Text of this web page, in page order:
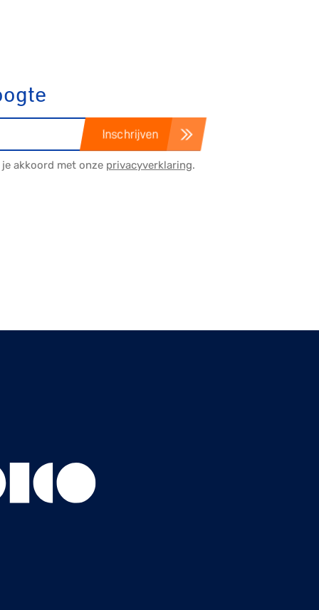
Inschrijven
akkoord met onze privacyverklaring.